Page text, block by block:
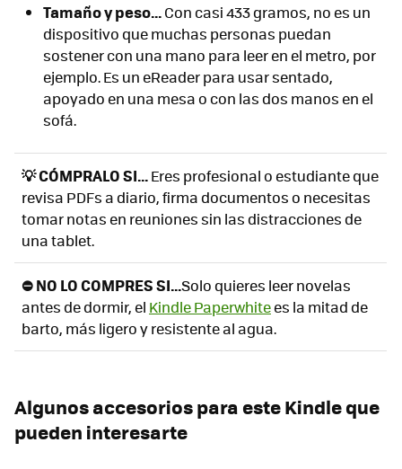
Tamaño y peso...Con casi 433 gramos, no es un
dispositivo que muchas personas puedan
sostener con una mano para leer en el metro, por
ejemplo. Es un eReader para usar sentado,
apoyado en una mesa o con las dos manos en el
sofá.
💡 CÓMPRALO SI...Eres profesional o estudiante que
revisa PDFs a diario, firma documentos o necesitas
tomar notas en reuniones sin las distracciones de
una tablet.
⛔ NO LO COMPRES SI...Solo quieres leer novelas
antes de dormir, el Kindle Paperwhitees la mitad de
barto, más ligero y resistente al agua.
Algunos accesorios para este Kindle que
pueden interesarte